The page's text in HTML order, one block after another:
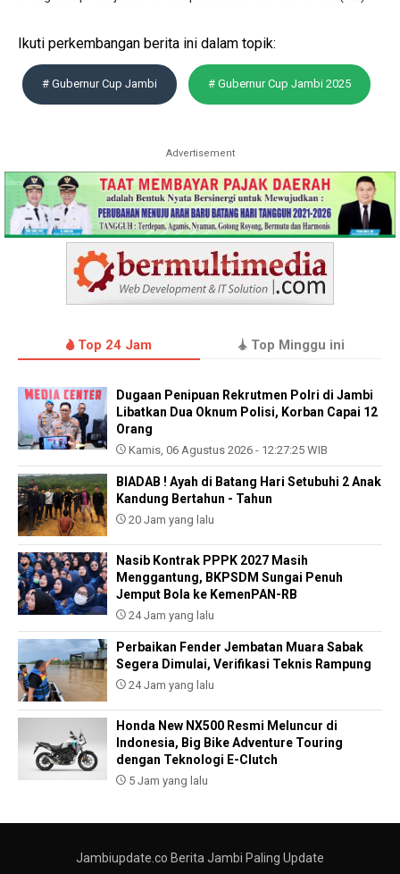
Ikuti perkembangan berita ini dalam topik:
# Gubernur Cup Jambi # Gubernur Cup Jambi 2025
Advertisement
Top 24 Jam Top Minggu ini
Dugaan Penipuan Rekrutmen Polri di Jambi
Libatkan Dua Oknum Polisi, Korban Capai 12
Orang
Kamis, 06 Agustus 2026 - 12:27:25 WIB
BIADAB ! Ayah di Batang Hari Setubuhi 2 Anak
Kandung Bertahun - Tahun
20 Jam yang lalu
Nasib Kontrak PPPK 2027 Masih
Menggantung, BKPSDM Sungai Penuh
Jemput Bola ke KemenPAN-RB
24 Jam yang lalu
Perbaikan Fender Jembatan Muara Sabak
Segera Dimulai, Verifikasi Teknis Rampung
24 Jam yang lalu
Honda New NX500 Resmi Meluncur di
Indonesia, Big Bike Adventure Touring
dengan Teknologi E-Clutch
5 Jam yang lalu
Jambiupdate.co Berita Jambi Paling Update